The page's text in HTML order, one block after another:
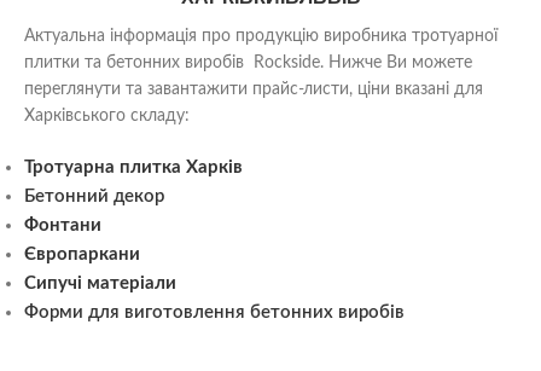
Актуальна інформація про продукцію виробника тротуарної
плитки та бетонних виробів Rockside. Нижче Ви можете
переглянути та завантажити прайс-листи, ціни вказані для
Харківського складу:
Тротуарна плитка Харків
Бетонний декор
Фонтани
Європаркани
Сипучі матеріали
Форми для виготовлення бетонних виробів